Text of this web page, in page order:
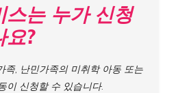
스는 누가 신청
요?
족, 난민가족의 미취학 아동 또는
이 신청할 수 있습니다.